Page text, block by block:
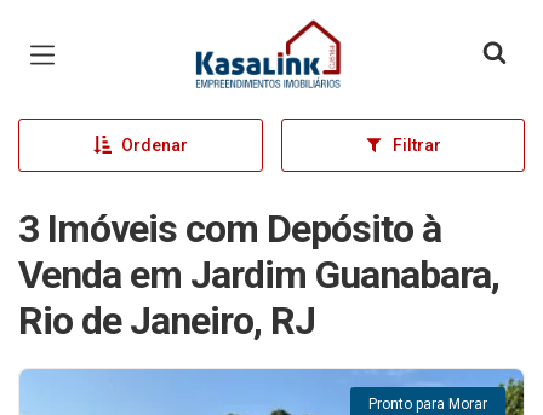
Página inicial
Ordenar Filtrar
3 Imóveis com Depósito à
Venda em Jardim Guanabara,
Rio de Janeiro, RJ
Pronto para Morar